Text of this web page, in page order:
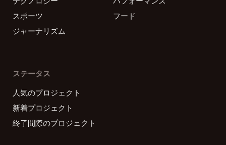
スポーツ
フード
ジャーナリズム
ステータス
人気のプロジェクト
新着プロジェクト
終了間際のプロジェクト